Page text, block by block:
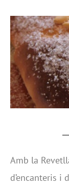
Amb la
d’encanteris i